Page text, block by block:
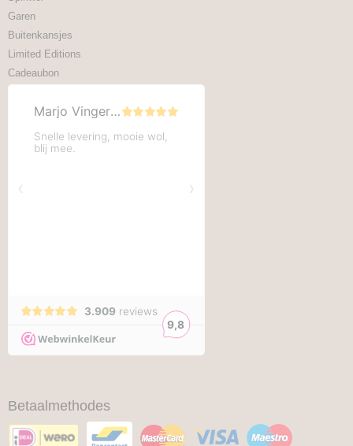
Garen
Buitenkansjes
Limited Editions
Cadeaubon
Betaalmethodes